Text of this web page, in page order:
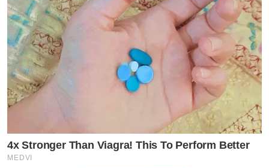
4x Stronger Than Viagra! This To Perform Better
MEDVI